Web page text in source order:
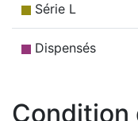
Série L
Dispensés
Condition